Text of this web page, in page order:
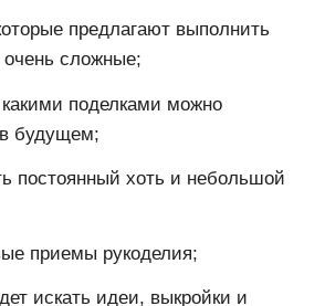
предлагают выполнить
очень сложные;
поделками можно
будущем;
постоянный хоть и небольшой
приемы рукоделия;
искать идеи, выкройки и